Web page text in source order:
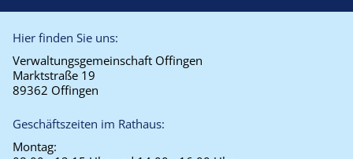
Hier finden Sie uns:
Verwaltungsgemeinschaft Offingen
Marktstraße 19
89362 Offingen
Geschäftszeiten im Rathaus:
Montag: